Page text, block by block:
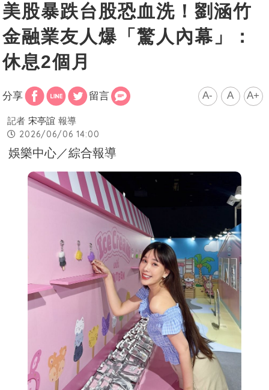
美股暴跌台股恐血洗！劉涵竹
金融業友人爆「驚人內幕」：
休息2個月
分享 留言 A- A A+
記者 宋亭誼 報導
2026/06/06 14:00
娛樂中心／綜合報導